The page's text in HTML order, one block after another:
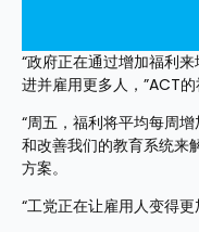
“政府正在通过增加福利
进并雇用更多人，”ACT
“周五，福利将平均每周
和改善我们的教育系统来
方案。
“工党正在让雇用人变得